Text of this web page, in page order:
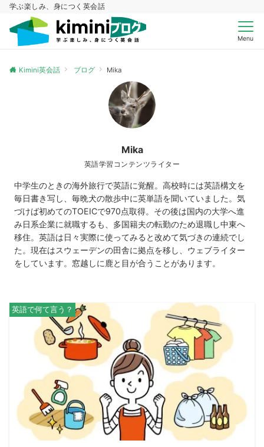
学ぶ楽しみ、身につく英会話
Menu
Kimini英会話 ブログ Mika
Mika
英語学習コンテンツライター
中学生のときの海外旅行で英語に覚醒。高校時には英語構文を
毎日書き写し、毎晩犬の散歩中に英単語を聞いていました。気
づけば初めてのTOEICで970点取得。その後は国内の大学へ進
み日系企業に就職するも、多国籍夫の転勤のため退職し中東へ
移住。英語は日々実際に使ってみると改めて気づきの連続でし
た。現在はスウェーデンの田舎に拠点を移し、ウェブライター
をしています。窓越しに鹿と目が合うことがあります。
英語で何て言う？